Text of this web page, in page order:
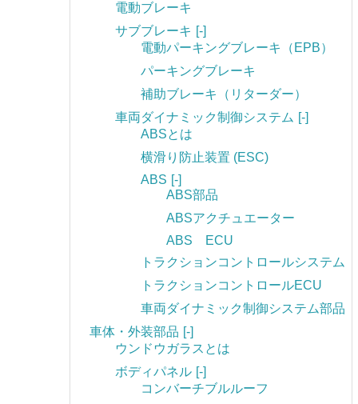
電動ブレーキ
サブブレーキ [-]
電動パーキングブレーキ（EPB）
パーキングブレーキ
補助ブレーキ（リターダー）
車両ダイナミック制御システム [-]
ABSとは
横滑り防止装置 (ESC)
ABS [-]
ABS部品
ABSアクチュエーター
ABS ECU
トラクションコントロールシステム
トラクションコントロールECU
車両ダイナミック制御システム部品
車体・外装部品 [-]
ウンドウガラスとは
ボディパネル [-]
コンバーチブルルーフ